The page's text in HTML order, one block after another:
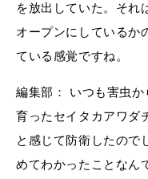
を放出していた。それ
オープンにしているか
ている感覚ですね。
編集部： いつも害虫
育ったセイタカアワダ
と感じて防衛したので
めてわかったことなん